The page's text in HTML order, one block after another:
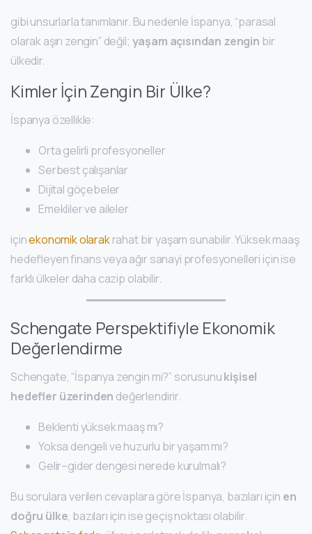
gibi unsurlarla tanımlanır. Bu nedenle İspanya, “parasal
olarak aşırı zengin” değil; yaşam açısından zengin bir
ülkedir.
Kimler İçin Zengin Bir Ülke?
İspanya özellikle:
Orta gelirli profesyoneller
Serbest çalışanlar
Dijital göçebeler
Emekliler ve aileler
içinekonomik olarakrahat bir yaşam sunabilir. Yüksek maaş
hedefleyen finans veya ağır sanayi profesyonelleri için ise
farklı ülkeler daha cazip olabilir.
Schengate Perspektifiyle Ekonomik
Değerlendirme
Schengate, “İspanya zengin mi?” sorusunukişisel
hedefler üzerinden değerlendirir.
Beklenti yüksek maaş mı?
Yoksa dengeli ve huzurlu bir yaşam mı?
Gelir–gider dengesi nerede kurulmalı?
Bu sorulara verilen cevaplara göre İspanya, bazıları için en
doğru ülke, bazıları için ise geçiş noktası olabilir.